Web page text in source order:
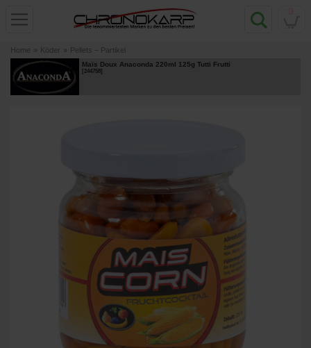
Home » Köder » Pellets – Partikel
Maïs Doux Anaconda 220ml 125g Tutti Frutti
[244758]